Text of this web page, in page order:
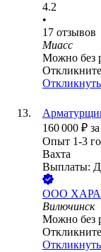
4.2
•
17 отзывов
Миасс
Можно без
160 000 ₽
Опыт 1-3
Вахта
Выплаты:
ООО
Вилючинск
Можно без